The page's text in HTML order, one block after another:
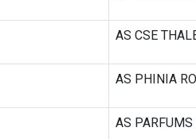
AS CSE
AS PHINIA
AS